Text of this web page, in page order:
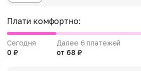
Плати комфортно:
Сегодня
0 ₽
Далее 6 платежей
от 68 ₽